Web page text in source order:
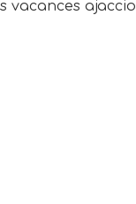
vacances ajaccio